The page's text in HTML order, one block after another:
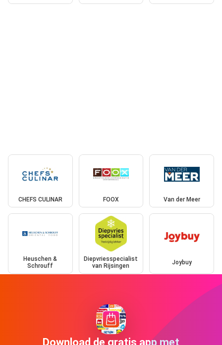
CHEFS CULINAR FOOX Van der Meer
Heuschen &
Schrouff
Diepvriesspecialist
van Rijsingen
Joybuy
Download de gratis app met